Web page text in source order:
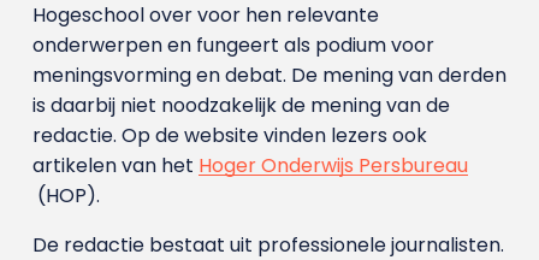
Hogeschool over voor hen relevante
onderwerpen en fungeert als podium voor
meningsvorming en debat. De mening van derden
is daarbij niet noodzakelijk de mening van de
redactie. Op de website vinden lezers ook
artikelen van het Hoger Onderwijs Persbureau
(HOP).
De redactie bestaat uit professionele journalisten.